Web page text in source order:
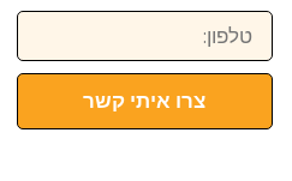
טלפון:
צרו איתי קשר